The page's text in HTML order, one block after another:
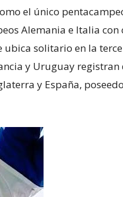
el único
Alemania e Italia
ubica solitario en la
y Uruguay registran
y España,